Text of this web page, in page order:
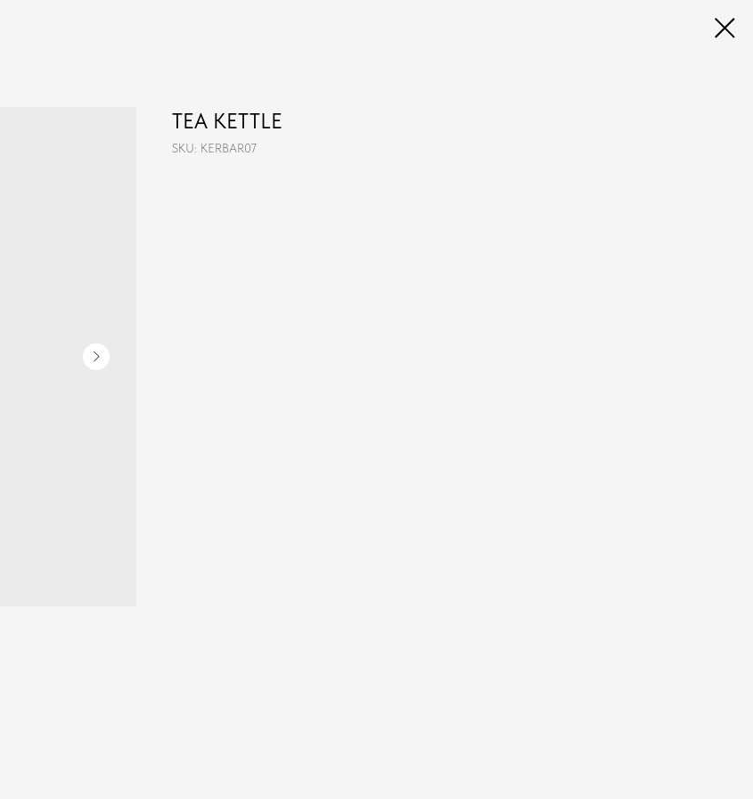
TEA KETTLE
SKU: KERBAR07